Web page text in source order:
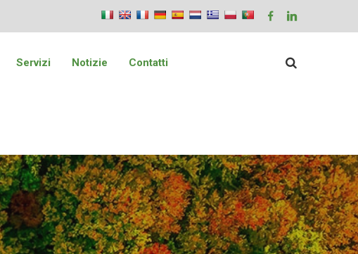
Servizi Notizie Contatti